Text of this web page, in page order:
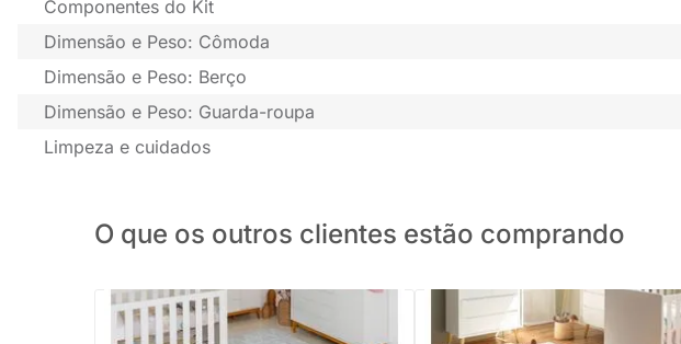
Componentes do Kit
Dimensão e Peso: Cômoda
Dimensão e Peso: Berço
Dimensão e Peso: Guarda-roupa
Limpeza e cuidados
O que os outros clientes estão comprando
PRONTA ENTREGA PRONTA ENTREGA